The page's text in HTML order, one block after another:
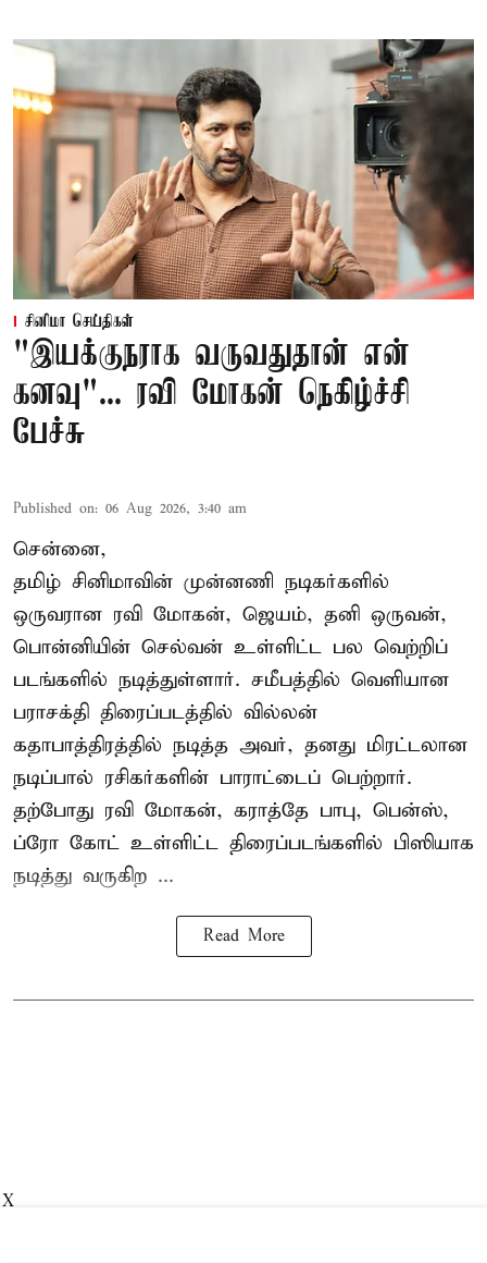
சினிமா செய்திகள்
"இயக்குநராக வருவதுதான் என்
கனவு"... ரவி மோகன் நெகிழ்ச்சி
பேச்சு
Published on: 06 Aug 2026, 3:40 am
சென்னை,
தமிழ் சினிமாவின் முன்னணி நடிகர்களில்
ஒருவரான ரவி மோகன், ஜெயம், தனி ஒருவன்,
பொன்னியின் செல்வன் உள்ளிட்ட பல வெற்றிப்
படங்களில் நடித்துள்ளார். சமீபத்தில் வெளியான
பராசக்தி திரைப்படத்தில் வில்லன்
கதாபாத்திரத்தில் நடித்த அவர், தனது மிரட்டலான
நடிப்பால் ரசிகர்களின் பாராட்டைப் பெற்றார்.
தற்போது ரவி மோகன், கராத்தே பாபு, பென்ஸ்,
ப்ரோ கோட் உள்ளிட்ட திரைப்படங்களில் பிஸியாக
நடித்து வருகிற ...
Read More
X